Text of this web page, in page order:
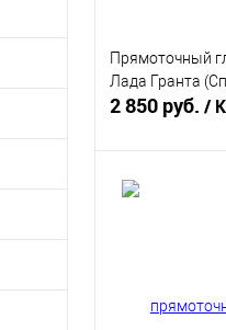
Прямоточный
Лада Гранта
2 850 руб. /